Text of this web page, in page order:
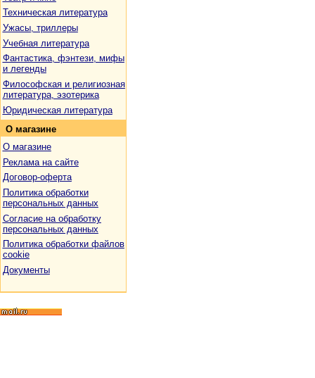
Техническая литература
Ужасы, триллеры
Учебная литература
Фантастика, фэнтези, мифы
и легенды
Философская и религиозная
литература, эзотерика
Юридическая литература
О магазине
О магазине
Реклама на сайте
Договор-оферта
Политика обработки
персональных данных
Согласие на обработку
персональных данных
Политика обработки файлов
cookie
Документы